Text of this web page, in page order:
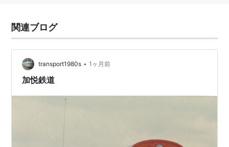
関連ブログ
transport1980s • 1ヶ月前
加悦鉄道